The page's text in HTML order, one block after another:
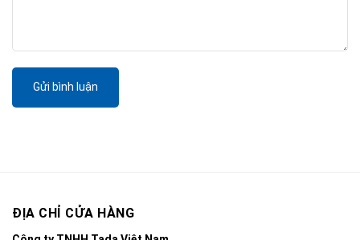
Gửi bình luận
ĐỊA CHỈ CỬA HÀNG